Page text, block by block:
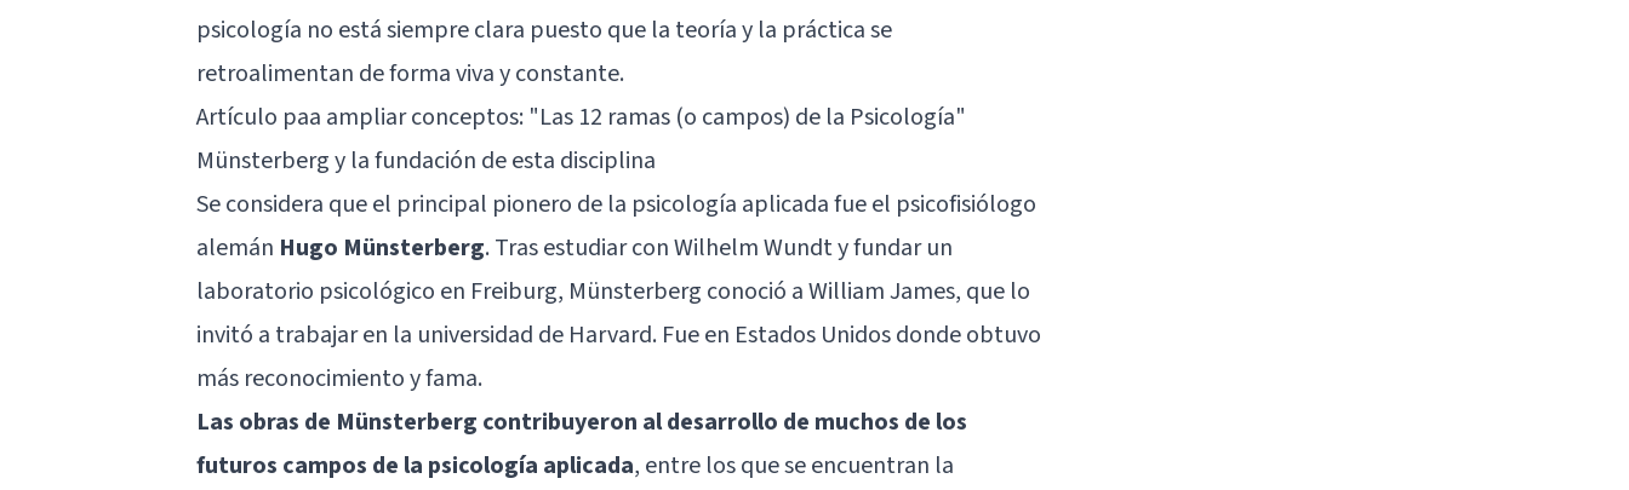
psicología no está siempre clara puesto que la teoría y la práctica se
retroalimentan de forma viva y constante.
Artículo paa ampliar conceptos: "Las 12 ramas (o campos) de la Psicología"
Münsterberg y la fundación de esta disciplina
Se considera que el principal pionero de la psicología aplicada fue el psicofisiólogo
alemán Hugo Münsterberg. Tras estudiar conWilhelm Wundty fundar un
laboratorio psicológico en Freiburg, Münsterberg conoció aWilliam James, que lo
invitó a trabajar en la universidad de Harvard. Fue en Estados Unidos donde obtuvo
más reconocimiento y fama.
Las obras de Münsterberg contribuyeron al desarrollo de muchos de los
futuros campos de la psicología aplicada, entre los que se encuentran la